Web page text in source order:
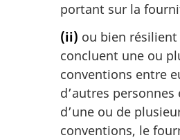
portant sur la
(ii) ou bien
concluent une ou
conventions entre
d’autres
d’une ou de
conventions, le